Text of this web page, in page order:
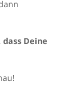
Deine